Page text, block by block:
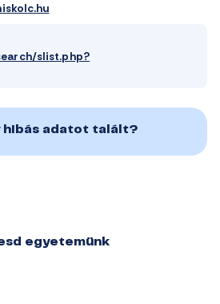
slist.php?
hibás adatot talált?
egyetemünk